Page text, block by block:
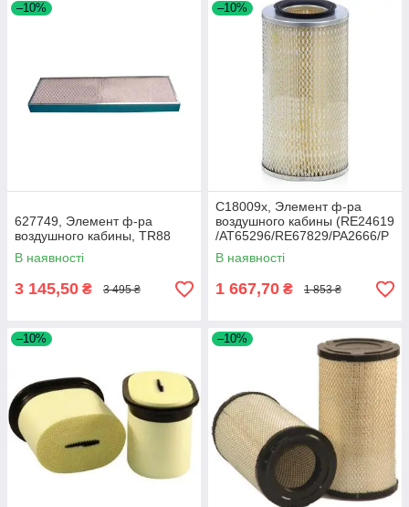
–10%
627749, Элемент ф-ра
воздушного кабины, TR88
В наявності
3 145,50 ₴ 3 495 ₴
–10%
C18009x, Элемент ф-ра
воздушного кабины (RE24619
/AT65296/RE67829/PA2666/P
181163), JD
В наявності
1 667,70 ₴ 1 853 ₴
–10% –10%